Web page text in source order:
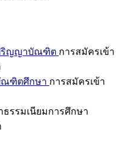
ริญญาบัณฑิต การสมัครเข้า
ณฑิตศึกษา การสมัครเข้า
ธรรมเนียมการศึกษา